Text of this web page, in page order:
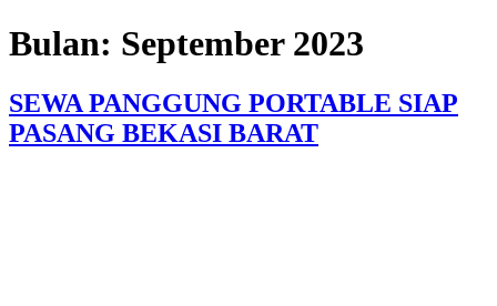
Bulan: September 2023
SEWA PANGGUNG PORTABLE SIAP
PASANG BEKASI BARAT